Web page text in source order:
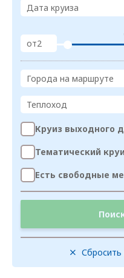
Дата круиза
от
Города на маршруте
Теплоход
Круиз выходного
Тематический
Есть свободные
Сбросить